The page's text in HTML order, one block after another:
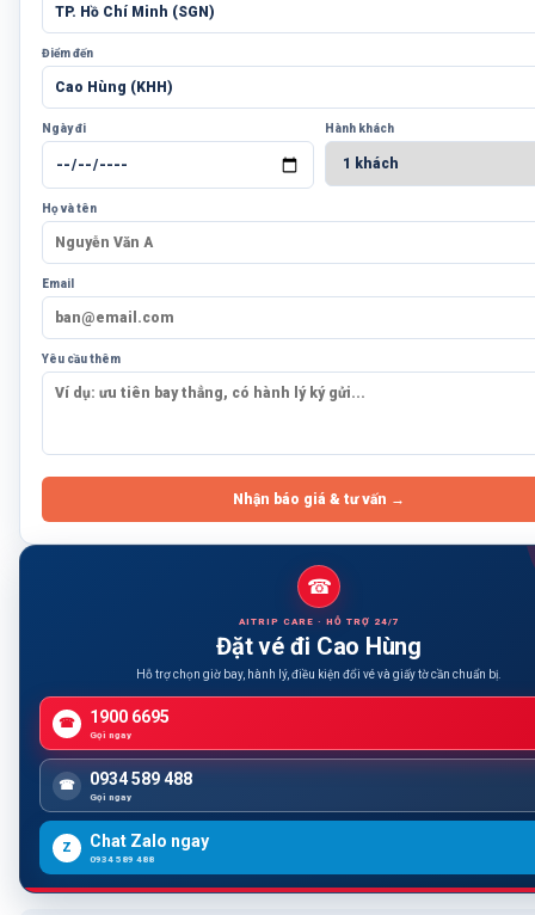
Điểm đến
Ngày đi Hành khách
Họ và tên
Email
Yêu cầu thêm
Nhận báo giá & tư vấn →
☎
AITRIP CARE · HỖ TRỢ 24/7
Đặt vé đi Cao Hùng
Hỗ trợ chọn giờ bay, hành lý, điều kiện đổi vé và giấy tờ cần chuẩn bị.
☎ 1900 6695
Gọi ngay
☎ 0934 589 488
Gọi ngay
Z Chat Zalo ngay
0934 589 488